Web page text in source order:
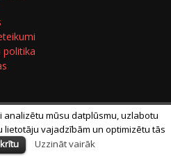
politika
analizētu mūsu datplūsmu, uzlabotu
vajadzībām un optimizētu tās
Uzzināt vairāk